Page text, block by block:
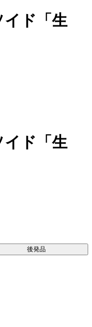
イド「生
イド「生
後発品